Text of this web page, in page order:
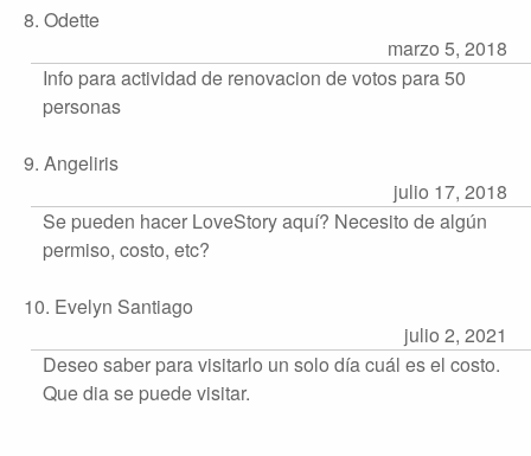
8. Odette
marzo 5, 2018
Info para actividad de renovacion de votos para 50
personas
9. Angeliris
julio 17, 2018
Se pueden hacer LoveStory aquí? Necesito de algún
permiso, costo, etc?
10. Evelyn Santiago
julio 2, 2021
Deseo saber para visitarlo un solo día cuál es el costo.
Que dia se puede visitar.